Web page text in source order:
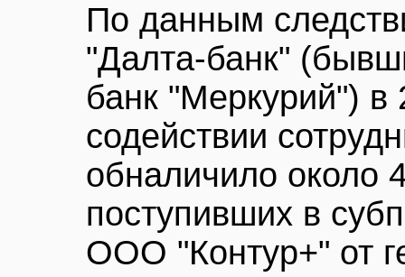
По данным
"Далта-банк"
банк "Меркурий") в
содействии
обналичило около
поступивших в
ООО "Контур+" от